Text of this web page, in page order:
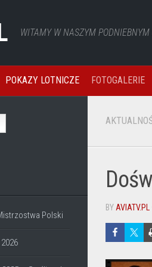
WITAMY W NASZYM PODNIEBNYM
POKAZY LOTNICZE FOTOGALERIE
BY AVIATV.PL
Polski